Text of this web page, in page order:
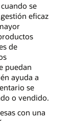
se
eficaz
de
puedan
ayuda a
se
o vendido.
con una